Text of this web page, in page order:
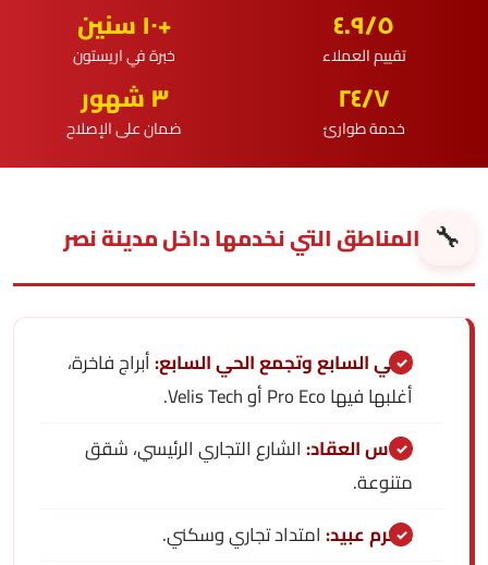
٤.٩/٥
تقييم العملاء
+١٠ سنين
خبرة في اريستون
٢٤/٧
خدمة طوارئ
٣ شهور
ضمان على الإصلاح
🔧 المناطق التي نخدمها داخل مدينة نصر
الحي السابع وتجمع الحي السابع:أبراج فاخرة،
أغلبها فيها Pro Eco أو Velis Tech.
عباس العقاد:الشارع التجاري الرئيسي، شقق
متنوعة.
مكرم عبيد:امتداد تجاري وسكني.